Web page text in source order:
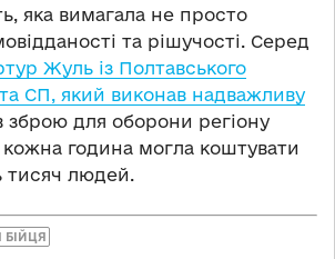
яка вимагала не просто
та рішучості. Серед
Жуль із Полтавського
СП, який виконав надважливу
зброю для оборони регіону
година могла коштувати
тисяч людей.
БІЙЦЯ